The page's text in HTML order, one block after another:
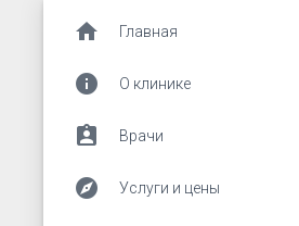
home Главная
info О клинике
assignment_ind Врачи
explore Услуги и цены